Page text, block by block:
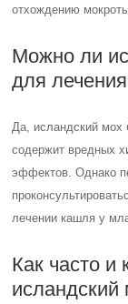
отхождению
Можно ли
для
Да, исландский мох
содержит вредных
эффектов. Однако
лечении кашля у
Как часто и